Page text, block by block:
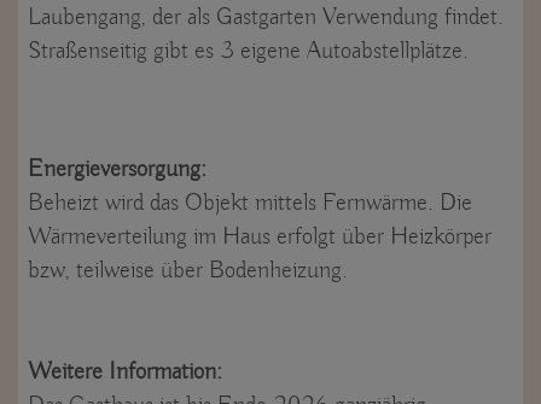
Laubengang, der als Gastgarten Verwendung findet.
Straßenseitig gibt es 3 eigene Autoabstellplätze.
Energieversorgung:
Beheizt wird das Objekt mittels Fernwärme. Die
Wärmeverteilung im Haus erfolgt über Heizkörper
bzw, teilweise über Bodenheizung.
Weitere Information: